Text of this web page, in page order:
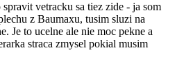
vetracku sa tiez zide - ja som
z Baumaxu, tusim sluzi na
Je to ucelne ale nie moc pekne a
straca zmysel pokial musim